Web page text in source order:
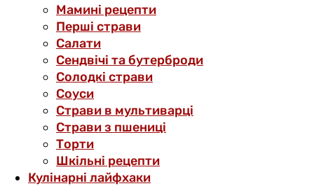
Мамині рецепти
Перші страви
Салати
Сендвічі та бутерброди
Солодкі страви
Соуси
Страви в мультиварці
Страви з пшениці
Торти
Шкільні рецепти
Кулінарні лайфхаки